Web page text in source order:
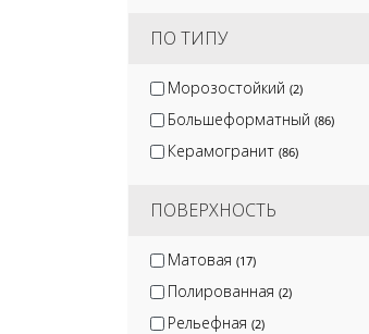
ПО ТИПУ
Морозостойкий (2)
Большеформатный (86)
Керамогранит (86)
ПОВЕРХНОСТЬ
Матовая (17)
Полированная (2)
Рельефная (2)